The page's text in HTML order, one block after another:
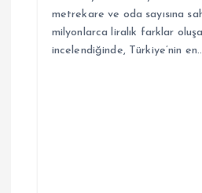
metrekare ve oda sayısına
milyonlarca liralık farklar
incelendiğinde, Türkiye’nin